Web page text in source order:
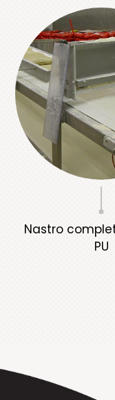
Nastro
PU